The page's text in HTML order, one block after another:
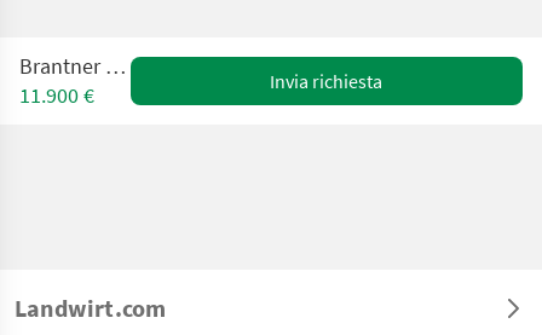
Brantner E 6040
11.900 €
Invia richiesta
Landwirt.com